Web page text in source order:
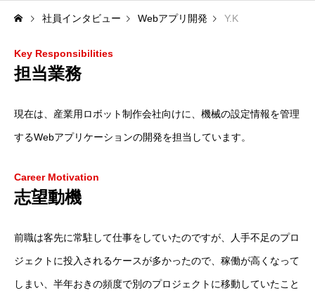
社員インタビュー Webアプリ開発 Y.K
Key Responsibilities
担当業務
現在は、産業用ロボット制作会社向けに、機械の設定情報を管理
するWebアプリケーションの開発を担当しています。
Career Motivation
志望動機
前職は客先に常駐して仕事をしていたのですが、人手不足のプロ
ジェクトに投入されるケースが多かったので、稼働が高くなって
しまい、半年おきの頻度で別のプロジェクトに移動していたこと